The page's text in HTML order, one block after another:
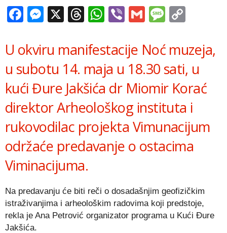
Facebook
Messenger
X Threads
WhatsApp
ViberGmail
U okviru manifestacije Noć muzeja,
u subotu 14. maja u 18.30 sati, u
kući Đure Jakšića dr Miomir Korać
direktor Arheološkog instituta i
rukovodilac projekta Vimunacijum
održaće predavanje o ostacima
Viminacijuma.
Na predavanju će biti reči o dosadašnjim geofizičkim
istraživanjima i arheološkim radovima koji predstoje,
rekla je Ana Petrović organizator programa u Kući Đure
Jakšića.